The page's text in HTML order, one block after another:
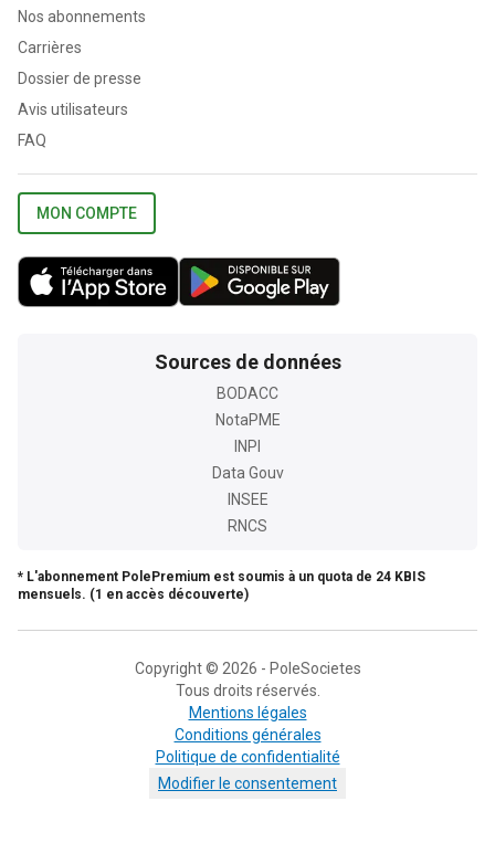
Nos abonnements
Carrières
Dossier de presse
Avis utilisateurs
FAQ
MON COMPTE
Sources de données
BODACC
NotaPME
INPI
Data Gouv
INSEE
RNCS
* L'abonnement PolePremium est soumis à un quota de 24 KBIS
mensuels. (1 en accès découverte)
Copyright © 2026 - PoleSocietes
Tous droits réservés.
Mentions légales
Conditions générales
Politique de confidentialité
Modifier le consentement